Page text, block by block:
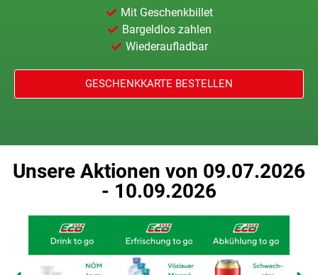
Mit Geschenkbillet
Bargeldlos zahlen
Wiederaufladbar
GESCHENKKARTE BESTELLEN
Unsere Aktionen von 09.07.2026
- 10.09.2026